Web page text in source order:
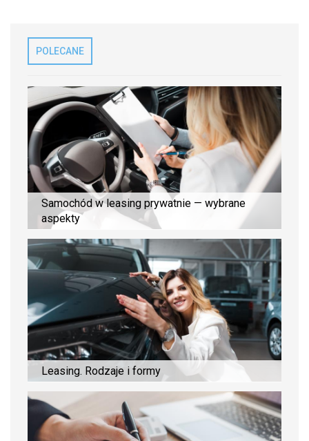
POLECANE
Samochód w leasing prywatnie — wybrane
aspekty
Leasing. Rodzaje i formy